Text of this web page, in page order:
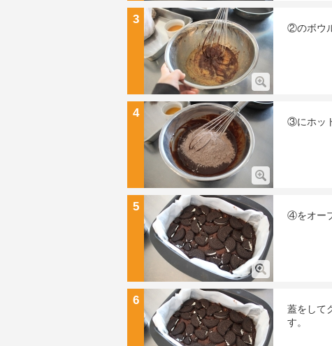
3
②のボウ
4
③にホッ
5
④をオー
6
蓋をして
す。